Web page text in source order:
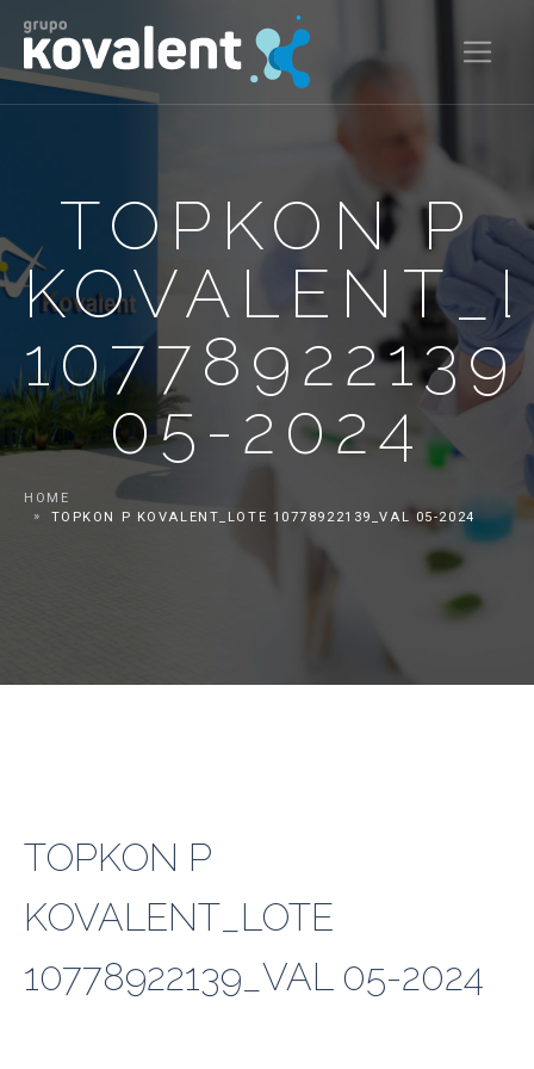
TOPKON P
05-2024
HOME
TOPKON P KOVALENT_LOTE 10778922139_VAL 05-2024
TOPKON P
KOVALENT_LOTE
10778922139_VAL 05-2024